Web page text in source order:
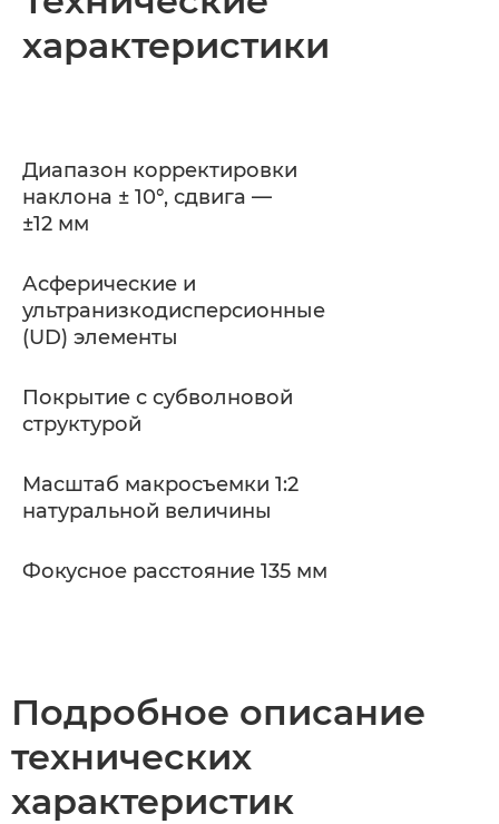
Технические характеристики
характеристики
Диапазон корректировки
наклона ± 10°, сдвига —
±12 мм
Асферические и
ультранизкодисперсионные
(UD) элементы
Покрытие с субволновой
структурой
Масштаб макросъемки 1:2
натуральной величины
Фокусное расстояние 135 мм
Подробное описание
технических
характеристик